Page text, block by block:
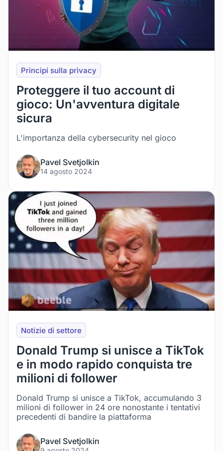
Principi sulla privacy
Proteggere il tuo account di
gioco: Un'avventura digitale
sicura
L'importanza della cybersecurity nel gioco
Pavel Svetjolkin
14 agosto 2024
Notizie di settore
Donald Trump si unisce a TikTok
e in modo rapido conquista tre
milioni di follower
Donald Trump si unisce a TikTok, accumulando 3
milioni di follower in 24 ore nonostante i tentativi
precedenti di bandire la piattaforma
Pavel Svetjolkin